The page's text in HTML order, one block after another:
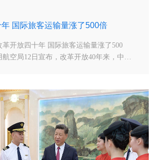
国际旅客运输量涨了500倍
放四十年 国际旅客运输量涨了500
局12日宣布，改革开放40年来，中国
家航空公司经营810条国际航线，国际旅客
人次。